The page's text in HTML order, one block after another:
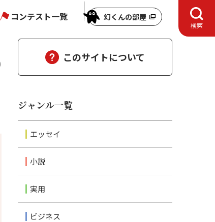
コンテスト一覧 幻くんの部屋
検索
このサイトについて
ジャンル一覧
エッセイ
小説
実用
ビジネス